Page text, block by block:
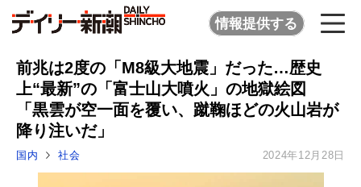
情報提供する
前兆は2度の「M8級大地震」だった…歴史
上“最新”の「富士山大噴火」の地獄絵図
「黒雲が空一面を覆い、蹴鞠ほどの火山岩が
降り注いだ」
国内 社会 2024年12月28日